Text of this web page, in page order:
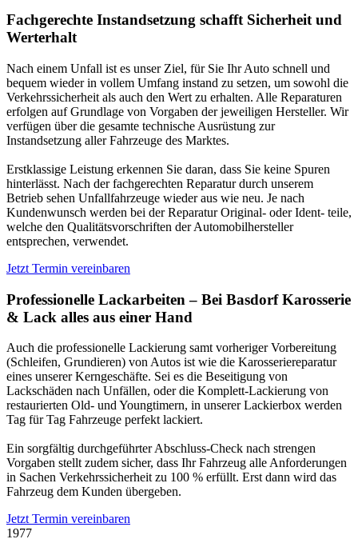
Fachgerechte Instandsetzung schafft Sicherheit und
Werterhalt
Nach einem Unfall ist es unser Ziel, für Sie Ihr Auto schnell und
bequem wieder in vollem Umfang instand zu setzen, um sowohl die
Verkehrssicherheit als auch den Wert zu erhalten. Alle Reparaturen
erfolgen auf Grundlage von Vorgaben der jeweiligen Hersteller. Wir
verfügen über die gesamte technische Ausrüstung zur
Instandsetzung aller Fahrzeuge des Marktes.
Erstklassige Leistung erkennen Sie daran, dass Sie keine Spuren
hinterlässt. Nach der fachgerechten Reparatur durch unserem
Betrieb sehen Unfallfahrzeuge wieder aus wie neu. Je nach
Kundenwunsch werden bei der Reparatur Original- oder Ident- teile,
welche den Qualitätsvorschriften der Automobilhersteller
entsprechen, verwendet.
Jetzt Termin vereinbaren
Professionelle Lackarbeiten – Bei Basdorf Karosserie
& Lack alles aus einer Hand
Auch die professionelle Lackierung samt vorheriger Vorbereitung
(Schleifen, Grundieren) von Autos ist wie die Karosseriereparatur
eines unserer Kerngeschäfte. Sei es die Beseitigung von
Lackschäden nach Unfällen, oder die Komplett-Lackierung von
restaurierten Old- und Youngtimern, in unserer Lackierbox werden
Tag für Tag Fahrzeuge perfekt lackiert.
Ein sorgfältig durchgeführter Abschluss-Check nach strengen
Vorgaben stellt zudem sicher, dass Ihr Fahrzeug alle Anforderungen
in Sachen Verkehrssicherheit zu 100 % erfüllt. Erst dann wird das
Fahrzeug dem Kunden übergeben.
Jetzt Termin vereinbaren
1977